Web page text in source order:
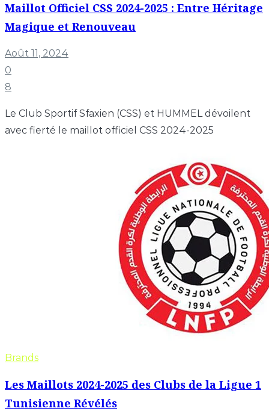
Maillot Officiel CSS 2024-2025 : Entre Héritage
Magique et Renouveau
Août 11, 2024
0
8
Le Club Sportif Sfaxien (CSS) et HUMMEL dévoilent
avec fierté le maillot officiel CSS 2024-2025
Brands
Les Maillots 2024-2025 des Clubs de la Ligue 1
Tunisienne Révélés